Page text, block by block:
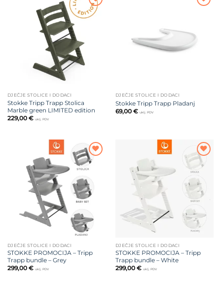
Dodajte
na listu
DJEČJE STOLICE I DODACI
Stokke Tripp Trapp Stolica
Marble green LIMITED edition
229,00 € uklj. PDV
DJEČJE STOLICE I DODACI
Stokke Tripp Trapp Pladanj
69,00 € uklj. PDV
Dodajte
na listu
DJEČJE STOLICE I DODACI
STOKKE PROMOCIJA – Tripp
Trapp bundle – Grey
299,00 € uklj. PDV
Dodajte
na listu
želja
DJEČJE STOLICE I DODACI
STOKKE PROMOCIJA – Tripp
Trapp bundle – White
299,00 € uklj. PDV